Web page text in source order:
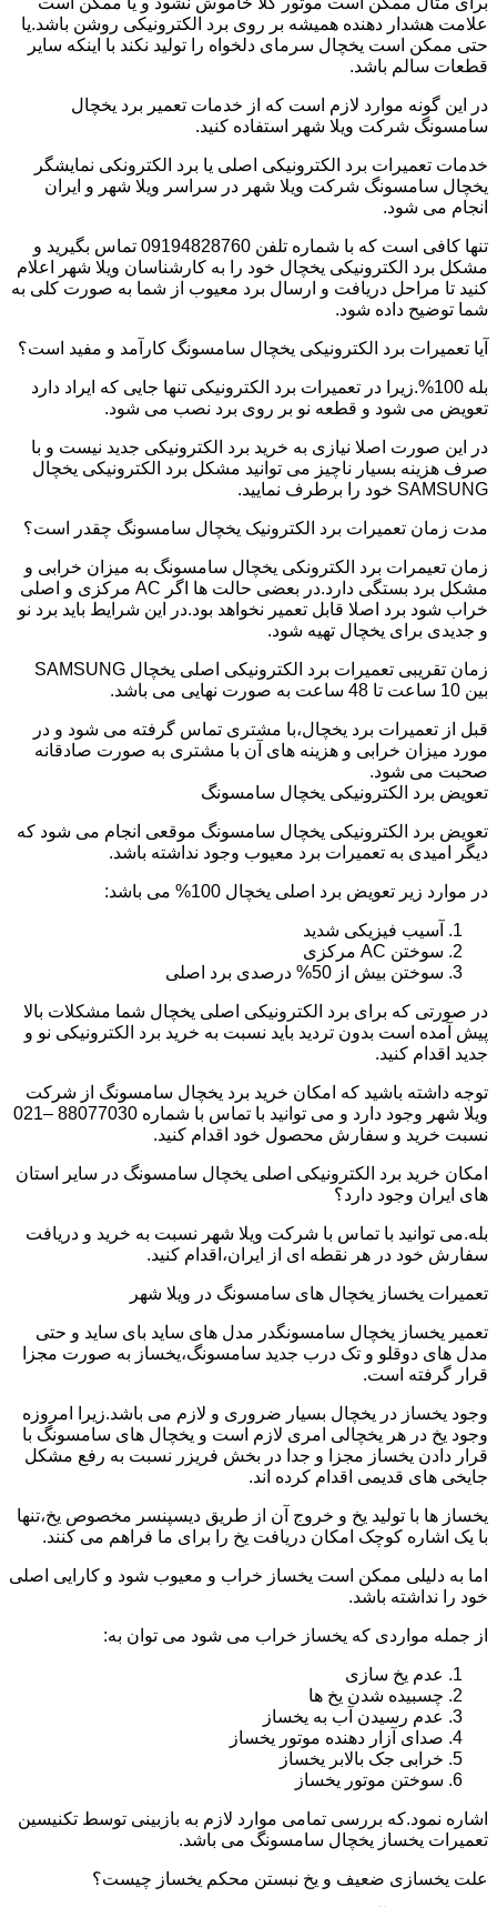
علامت هشدار دهنده همیشه بر روی برد الکترونیکی روشن باشد.یا
حتی ممکن است یخچال سرمای دلخواه را تولید نکند با اینکه سایر
قطعات سالم باشد.
در این گونه موارد لازم است که از خدمات تعمیر برد یخچال
سامسونگ شرکت ویلا شهر استفاده کنید.
خدمات تعمیرات برد الکترونیکی اصلی یا برد الکترونکی نمایشگر
یخچال سامسونگ شرکت ویلا شهر در سراسر ویلا شهر و ایران
انجام می شود.
تنها کافی است که با شماره تلفن 09194828760 تماس بگیرید و
مشکل برد الکترونیکی یخچال خود را به کارشناسان ویلا شهر اعلام
کنید تا مراحل دریافت و ارسال برد معیوب از شما به صورت کلی به
شما توضیح داده شود.
آیا تعمیرات برد الکترونیکی یخچال سامسونگ کارآمد و مفید است؟
بله 100%.زیرا در تعمیرات برد الکترونیکی تنها جایی که ایراد دارد
تعویض می شود و قطعه نو بر روی برد نصب می شود.
در این صورت اصلا نیازی به خرید برد الکترونیکی جدید نیست و با
صرف هزینه بسیار ناچیز می توانید مشکل برد الکترونیکی یخچال
SAMSUNG خود را برطرف نمایید.
مدت زمان تعمیرات برد الکترونیک یخچال سامسونگ چقدر است؟
زمان تعیمرات برد الکترونکی یخچال سامسونگ به میزان خرابی و
مشکل برد بستگی دارد.در بعضی حالت ها اگر AC مرکزی و اصلی
خراب شود برد اصلا قابل تعمیر نخواهد بود.در این شرایط باید برد نو
و جدیدی برای یخچال تهیه شود.
زمان تقریبی تعمیرات برد الکترونیکی اصلی یخچال SAMSUNG
بین 10 ساعت تا 48 ساعت به صورت نهایی می باشد.
قبل از تعمیرات برد یخچال،با مشتری تماس گرفته می شود و در
مورد میزان خرابی و هزینه های آن با مشتری به صورت صادقانه
صحبت می شود.
تعویض برد الکترونیکی یخچال سامسونگ
تعویض برد الکترونیکی یخچال سامسونگ موقعی انجام می شود که
دیگر امیدی به تعمیرات برد معیوب وجود نداشته باشد.
در موارد زیر تعویض برد اصلی یخچال 100% می باشد:
آسیب فیزیکی شدید
سوختن AC مرکزی
سوختن بیش از 50% درصدی برد اصلی
در صورتی که برای برد الکترونیکی اصلی یخچال شما مشکلات بالا
پیش آمده است بدون تردید باید نسبت به خرید برد الکترونیکی نو و
جدید اقدام کنید.
توجه داشته باشید که امکان خرید برد یخچال سامسونگ از شرکت
ویلا شهر وجود دارد و می توانید با تماس با شماره 88077030 –021
نسبت خرید و سفارش محصول خود اقدام کنید.
امکان خرید برد الکترونیکی اصلی یخچال سامسونگ در سایر استان
های ایران وجود دارد؟
بله.می توانید با تماس با شرکت ویلا شهر نسبت به خرید و دریافت
سفارش خود در هر نقطه ای از ایران،اقدام کنید.
تعمیرات یخساز یخچال های سامسونگ در ویلا شهر
تعمیر یخساز یخچال سامسونگدر مدل های ساید بای ساید و حتی
مدل های دوقلو و تک درب جدید سامسونگ،یخساز به صورت مجزا
قرار گرفته است.
وجود یخساز در یخچال بسیار ضروری و لازم می باشد.زیرا امروزه
وجود یخ در هر یخچالی امری لازم است و یخچال های سامسونگ با
قرار دادن یخساز مجزا و جدا در بخش فریزر نسبت به رفع مشکل
جایخی های قدیمی اقدام کرده اند.
یخساز ها با تولید یخ و خروج آن از طریق دیسپنسر مخصوص یخ،تنها
با یک اشاره کوچک امکان دریافت یخ را برای ما فراهم می کنند.
اما به دلیلی ممکن است یخساز خراب و معیوب شود و کارایی اصلی
خود را نداشته باشد.
از جمله مواردی که یخساز خراب می شود می توان به:
عدم یخ سازی
چسبیده شدن یخ ها
عدم رسیدن آب به یخساز
صدای آزار دهنده موتور یخساز
خرابی جک بالابر یخساز
سوختن موتور یخساز
اشاره نمود.که بررسی تمامی موارد لازم به بازبینی توسط تکنیسین
تعمیرات یخساز یخچال سامسونگ می باشد.
علت یخسازی ضعیف و یخ نبستن محکم یخساز چیست؟